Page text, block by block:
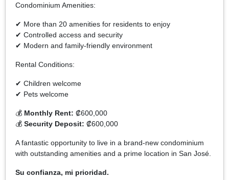
Condominium Amenities:
✔ More than 20 amenities for residents to enjoy
✔ Controlled access and security
✔ Modern and family-friendly environment
Rental Conditions:
✔ Children welcome
✔ Pets welcome
💰 Monthly Rent: ₡600,000
💰 Security Deposit: ₡600,000
A fantastic opportunity to live in a brand-new condominium
with outstanding amenities and a prime location in San José.
Su confianza, mi prioridad.